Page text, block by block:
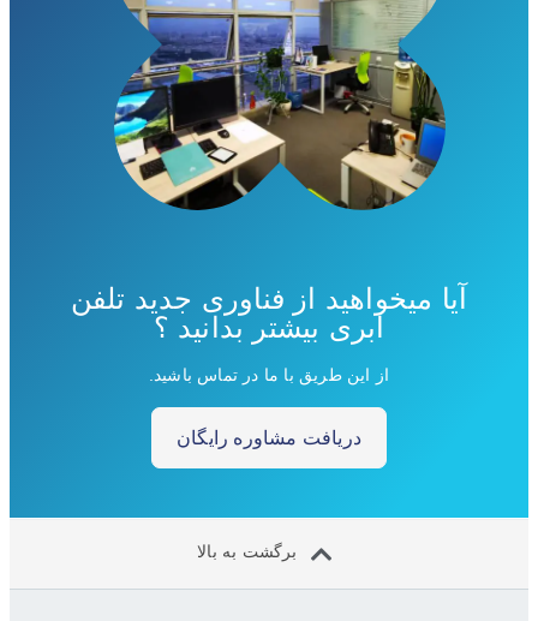
آیا میخواهید از فناوری جدید تلفن
ابری بیشتر بدانید ؟
از این طریق با ما در تماس باشید.
دریافت مشاوره رایگان
برگشت به بالا